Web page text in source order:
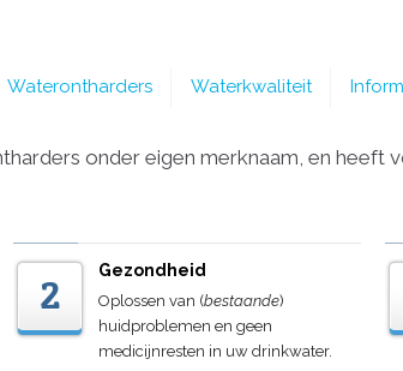
Waterontharders Waterkwaliteit
onder eigen merknaam, en heeft
2
Gezondheid
Oplossen van (bestaande)
huidproblemen en geen
medicijnresten in uw drinkwater.